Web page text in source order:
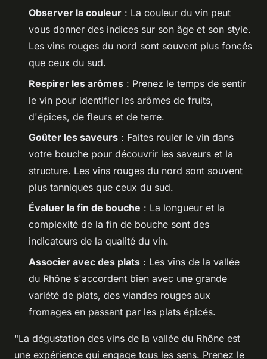
Observer la couleur : La couleur du vin peut
vous donner des indices sur son âge et son style.
Les vins rouges du nord sont souvent plus foncés
que ceux du sud.
Respirer les arômes : Prenez le temps de sentir
le vin pour identifier les arômes de fruits,
d'épices, de fleurs et de terre.
Goûter les saveurs : Faites rouler le vin dans
votre bouche pour découvrir les saveurs et la
structure. Les vins rouges du nord sont souvent
plus tanniques que ceux du sud.
Évaluer la fin de bouche : La longueur et la
complexité de la fin de bouche sont des
indicateurs de la qualité du vin.
Associer avec des plats : Les vins de la vallée
du Rhône s'accordent bien avec une grande
variété de plats, des viandes rouges aux
fromages en passant par les plats épicés.
"La dégustation des vins de la vallée du Rhône est
une expérience qui engage tous les sens. Prenez le